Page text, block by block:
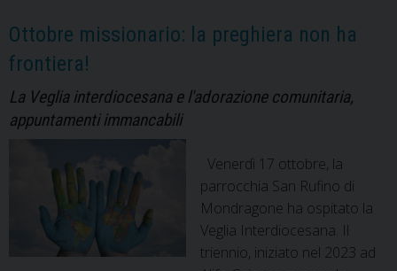
Mostrum”
Ottobre missionario: la preghiera non ha
frontiera!
La Veglia interdiocesana e l'adorazione comunitaria,
appuntamenti immancabili
Venerdì 17 ottobre, la
parrocchia San Rufino di
Mondragone ha ospitato la
Veglia Interdiocesana. Il
triennio, iniziato nel 2023 ad